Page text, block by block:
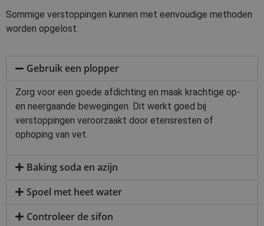
Sommige verstoppingen kunnen met eenvoudige methoden
worden opgelost.
Gebruik een plopper
Zorg voor een goede afdichting en maak krachtige op-
en neergaande bewegingen. Dit werkt goed bij
verstoppingen veroorzaakt door etensresten of
ophoping van vet.
Baking soda en azijn
Spoel met heet water
Controleer de sifon